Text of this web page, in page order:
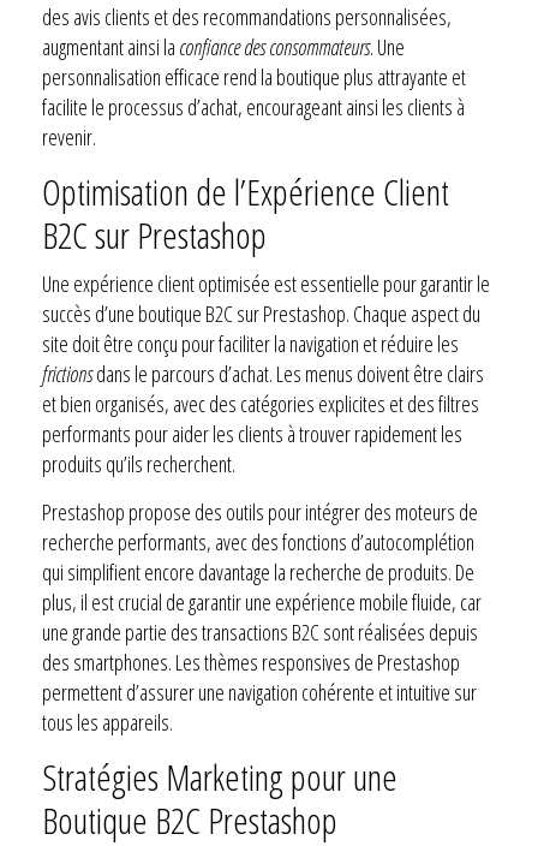
des avis clients et des recommandations personnalisées,
augmentant ainsi la confiance des consommateurs. Une
personnalisation efficace rend la boutique plus attrayante et
facilite le processus d’achat, encourageant ainsi les clients à
revenir.
Optimisation de l’Expérience Client
B2C sur Prestashop
Une expérience client optimisée est essentielle pour garantir le
succès d’une boutique B2C sur Prestashop. Chaque aspect du
site doit être conçu pour faciliter la navigation et réduire les
frictionsdans le parcours d’achat. Les menus doivent être clairs
et bien organisés, avec des catégories explicites et des filtres
performants pour aider les clients à trouver rapidement les
produits qu’ils recherchent.
Prestashop propose des outils pour intégrer des moteurs de
recherche performants, avec des fonctions d’autocomplétion
qui simplifient encore davantage la recherche de produits. De
plus, il est crucial de garantir une expérience mobile fluide, car
une grande partie des transactions B2C sont réalisées depuis
des smartphones. Les thèmes responsives de Prestashop
permettent d’assurer une navigation cohérente et intuitive sur
tous les appareils.
Stratégies Marketing pour une
Boutique B2C Prestashop